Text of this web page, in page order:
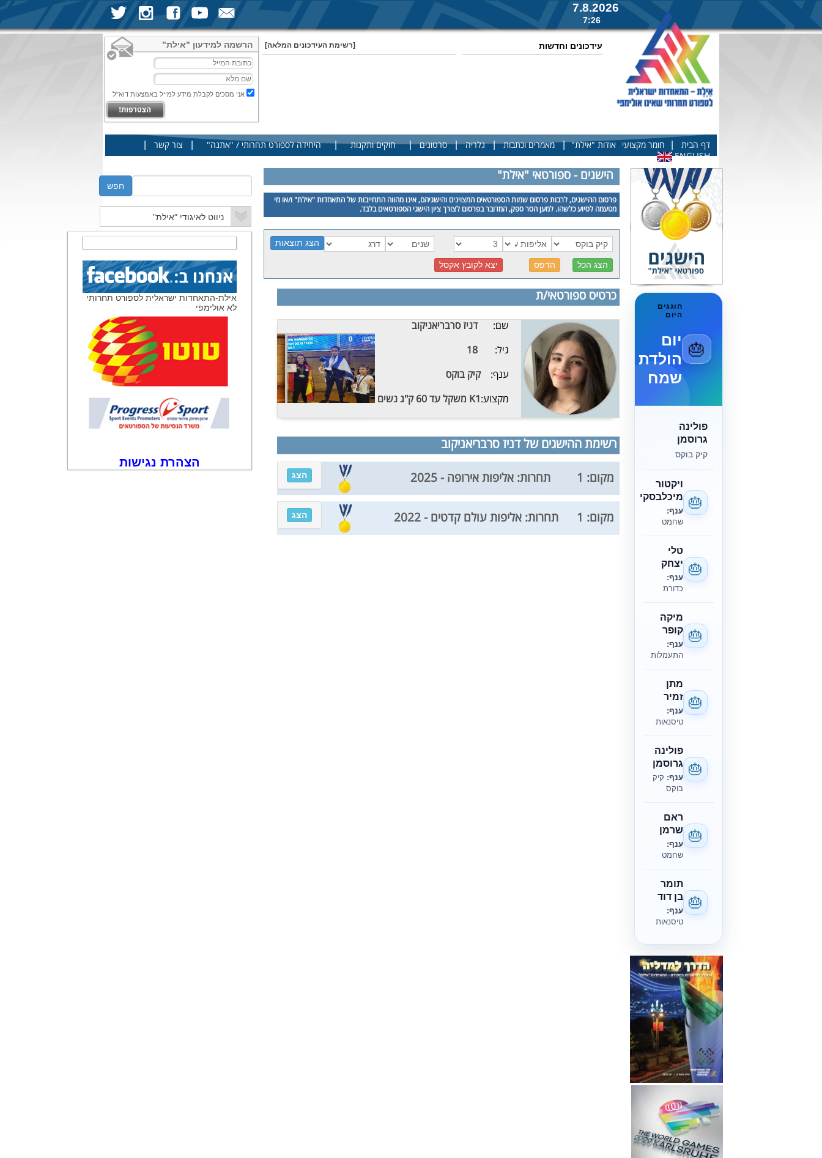
7.8.2026
7:26
הרשמה למידעון "אילת"
אני מסכים לקבלת מידע למייל באמצעות דוא"ל
עידכונים וחדשות [רשימת העידכונים המלאה]
דף הבית חומר מקצועי אודות "אילת" | מאמרים וכתבות | גלריה | סרטונים | חוקים ותקנות | היחידה לספורט תחרותי / "אתנה" צור קשר
ENGLISH
🎂
חוגגים
היום
יום
הולדת
שמח
פולינה
גרוסמן
קיק בוקס
🎂
ויקטור
מיכלבסקי
ענף:
שחמט
🎂
טלי
יצחק
ענף:
כדורת
🎂
מיקה
קופר
ענף:
התעמלות
🎂
מתן
זמיר
ענף:
טיסנאות
🎂
פולינה
גרוסמן
ענף: קיק
בוקס
🎂
ראם
שרמן
ענף:
שחמט
🎂
תומר
בן דוד
ענף:
טיסנאות
הישגים - ספורטאי "אילת"
פרסום ההישגים, לרבות פרסום שמות הספורטאים המצוינים והישגיהם, אינו מהווה התחייבות של התאחדות "אילת" ו/או מי
מטעמה לסיוע כלשהו. למען הסר ספק, המדובר בפרסום לצורך ציון הישגי הספורטאים בלבד.
כרטיס ספורטאי/ת
שם:
דניז סרבריאניקוב
גיל:
18
ענף:
קיק בוקס
מקצוע:K1 משקל עד 60 ק"ג נשים
רשימת ההישגים של דניז סרבריאניקוב
מקום: 1 תחרות: אליפות אירופה - 2025 הצג
מקום: 1 תחרות: אליפות עולם קדטים - 2022 הצג
‏אילת-התאחדות ישראלית לספורט תחרותי
לא אולימפי‏
הצהרת נגישות